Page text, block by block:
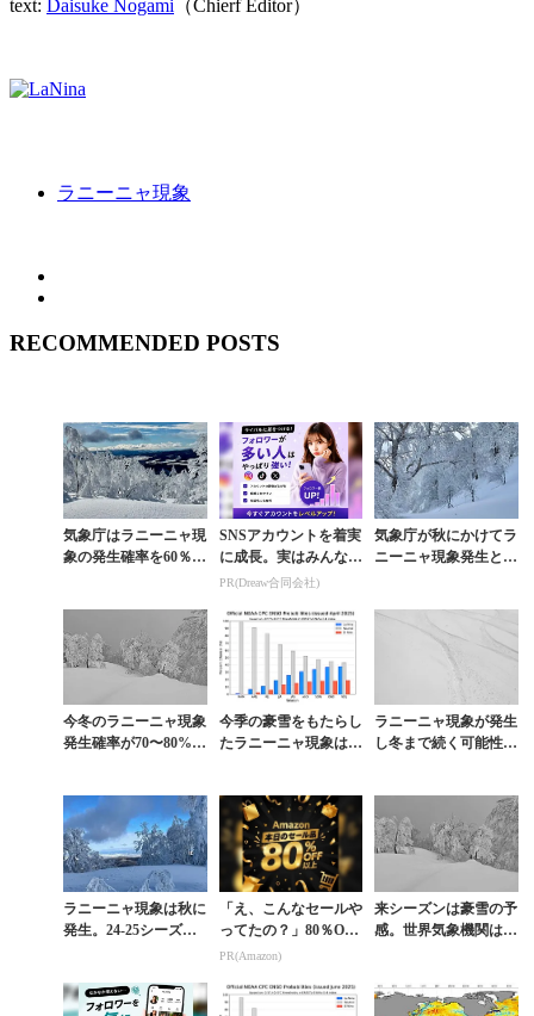
text: Daisuke Nogami （Chierf Editor）
ラニーニャ現象
RECOMMENDED POSTS
気象庁はラニーニャ現
象の発生確率を60％か
SNSアカウントを着実
に成長。実はみんなコ
コ使ってます。
PR(Dreaw合同会社)
気象庁が秋にかけてラ
ニーニャ現象発生と予
今冬のラニーニャ現象
発生確率が70〜80%に
今季の豪雪をもたらし
たラニーニャ現象は終
のか？
ラニーニャ現象が発生
し冬まで続く可能性
ラニーニャ現象は秋に
発生。24-25シーズン
が予測
「え、こんなセールや
ってたの？」80％OFF
以上が続々登場！Am
PR(Amazon)
来シーズンは豪雪の予
感。世界気象機関は年